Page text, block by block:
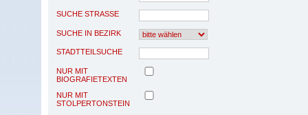
SUCHE STRASSE
SUCHE IN BEZIRK
STADTTEILSUCHE
NUR MIT
BIOGRAFIETEXTEN
NUR MIT
STOLPERTONSTEIN